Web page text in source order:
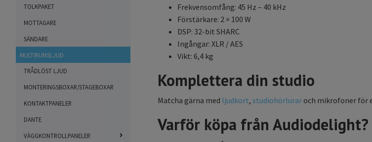
TOLKPAKET
MOTTAGARE
SÄNDARE
MULTIRUMSLJUD
TRÅDLÖST LJUD
MONTERINGSBOXAR/STAGEBOXAR
KONTAKTPANELER
DANTE
VÄGGKONTROLLPANELER
Frekvensomfång: 45 Hz – 40 kHz
Förstärkare: 2 × 100 W
DSP: 32-bit SHARC
Ingångar: XLR / AES
Vikt: 6,4 kg
Komplettera din studio
Matcha gärna med ljudkort, studiohörlurar och mikrofoner för
Varför köpa från Audiodelight?